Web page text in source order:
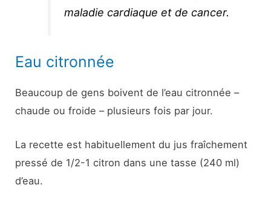
maladie cardiaque et de cancer.
Eau citronnée
Beaucoup de gens boivent de l’eau citronnée –
chaude ou froide – plusieurs fois par jour.
La recette est habituellement du jus fraîchement
pressé de 1/2-1 citron dans une tasse (240 ml)
d’eau.